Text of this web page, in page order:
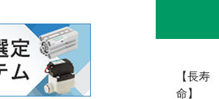
【長寿